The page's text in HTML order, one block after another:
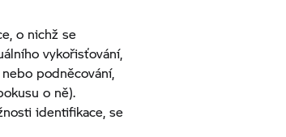
o nichž se
vykořisťování,
podněcování,
o ně).
identifikace, se